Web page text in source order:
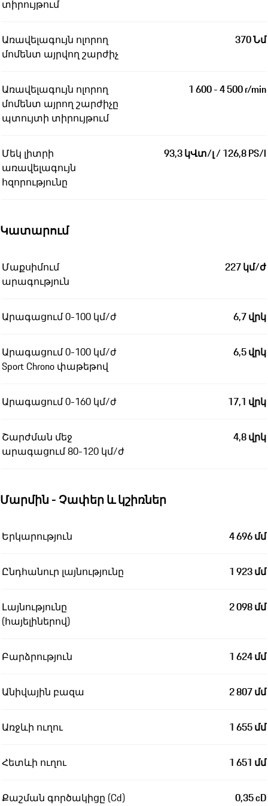
տիրույթում
Առավելագույն ոլորող
մոմենտ այրվող շարժիչ
370 Նմ
Առավելագույն ոլորող
մոմենտ այրող շարժիչը
պտույտի տիրույթում
1 600 - 4 500 r/min
Մեկ լիտրի
առավելագույն
հզորությունը
93,3 կՎտ/լ / 126,8 PS/l
Կատարում
Մաքսիմում
արագություն
227 կմ/ժ
Արագացում 0-100 կմ/ժ 6,7 վրկ
Արագացում 0-100 կմ/ժ
Sport Chrono փաթեթով
6,5 վրկ
Արագացում 0-160 կմ/ժ 17,1 վրկ
Շարժման մեջ
արագացում 80-120 կմ/ժ
4,8 վրկ
Մարմին - Չափեր և կշիռներ
Երկարություն 4 696 մմ
Ընդհանուր լայնությունը 1 923 մմ
Լայնությունը
(հայելիներով)
2 098 մմ
Բարձրություն 1 624 մմ
Անիվային բազա 2 807 մմ
Առջևի ուղու 1 655 մմ
Հետևի ուղու 1 651 մմ
Քաշման գործակիցը (Cd) 0,35 cD